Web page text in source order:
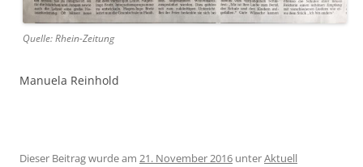
Quelle: Rhein-Zeitung
Manuela Reinhold
Dieser Beitrag wurde am 21. November 2016 unterAktuell